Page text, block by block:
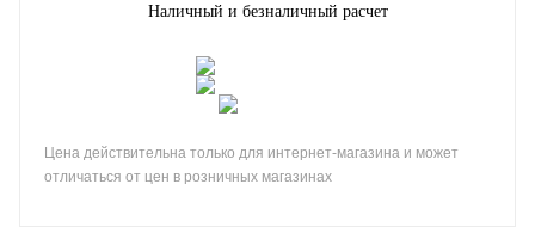
Наличный и безналичный расчет
Цена действительна только для интернет-магазина и может
отличаться от цен в розничных магазинах